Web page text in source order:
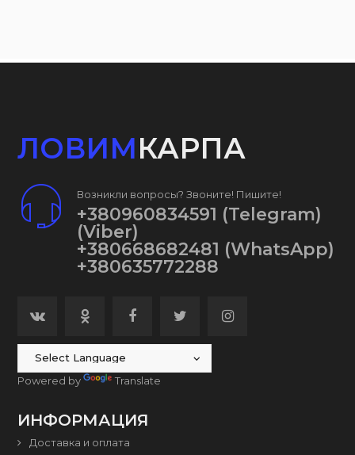
ЛОВИМКАРПА
Возникли вопросы? Звоните! Пишите!
+380960834591 (Telegram)
(Viber)
+380668682481 (WhatsApp)
+380635772288
Powered by Translate
ИНФОРМАЦИЯ
Доставка и оплата